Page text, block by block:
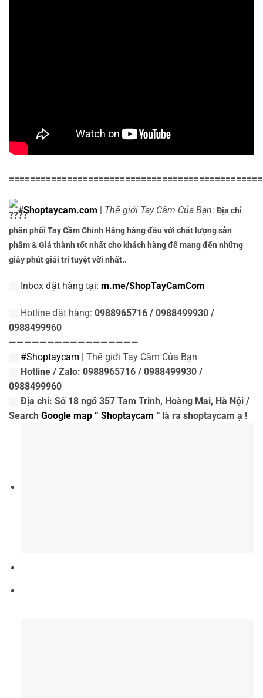
#Shoptaycam.com | Thế giới Tay Cầm Của Bạn: Địa chỉ
phân phối Tay Cầm Chính Hãng hàng đầu với chất lượng sản
phẩm & Giá thành tốt nhất cho khách hàng để mang đến những
giây phút giải trí tuyệt vời nhất..
Inbox đặt hàng tại: m.me/ShopTayCamCom
Hotline đặt hàng: 0988965716 / 0988499930 /
0988499960
—————————————————
#Shoptaycam | Thế giới Tay Cầm Của Bạn
Hotline / Zalo: 0988965716 / 0988499930 /
0988499960
Địa chỉ: Số 18 ngõ 357 Tam Trinh, Hoàng Mai, Hà Nội /
Search Google map ” Shoptaycam “ là ra shoptaycam ạ !